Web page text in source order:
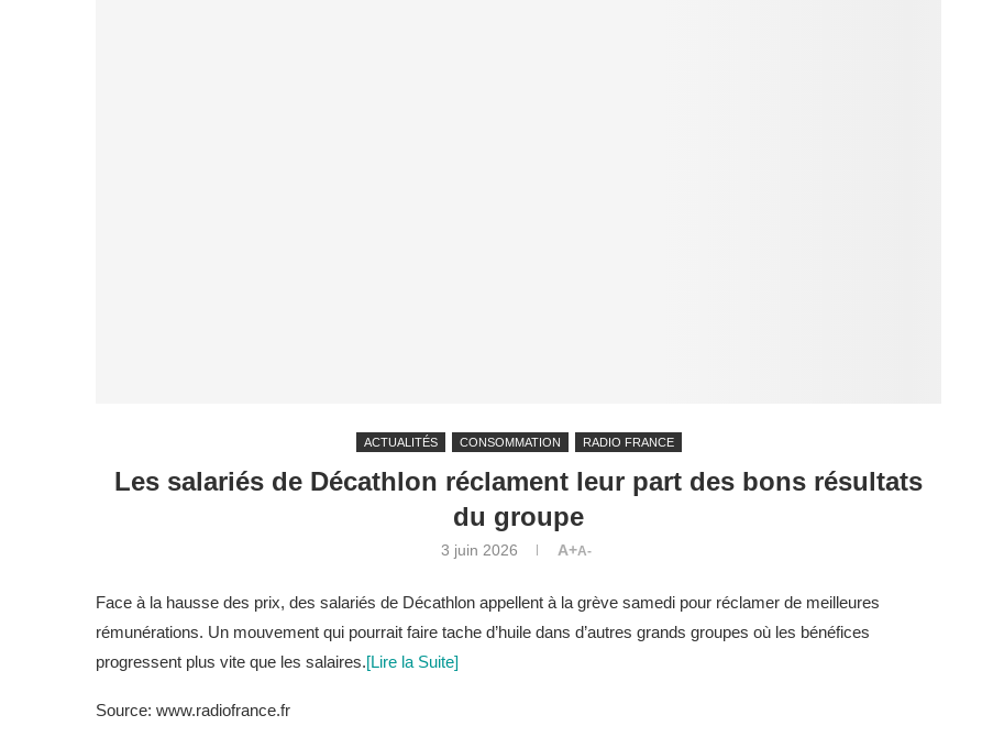
ACTUALITÉS CONSOMMATION RADIO FRANCE
Les salariés de Décathlon réclament leur part des bons résultats
du groupe
3 juin 2026 A+A-
Face à la hausse des prix, des salariés de Décathlon appellent à la grève samedi pour réclamer de meilleures
rémunérations. Un mouvement qui pourrait faire tache d’huile dans d’autres grands groupes où les bénéfices
progressent plus vite que les salaires.[Lire la Suite]
Source: www.radiofrance.fr